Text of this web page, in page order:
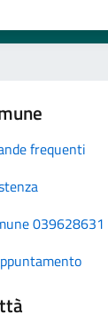
frequenti
039628631